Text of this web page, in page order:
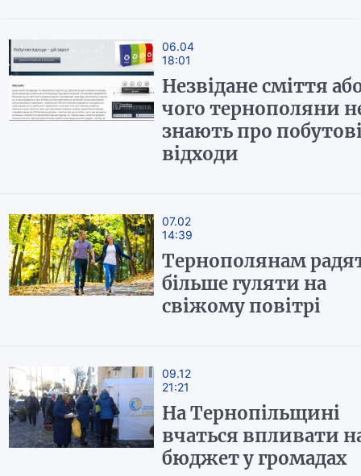
06.04
18:01
Незвідане сміття
чого тернополяни
знають про
відходи
07.02
14:39
Тернополянам
більше гуляти на
свіжому повітрі
09.12
21:21
На Тернопільщині
вчаться впливати
бюджет у громадах